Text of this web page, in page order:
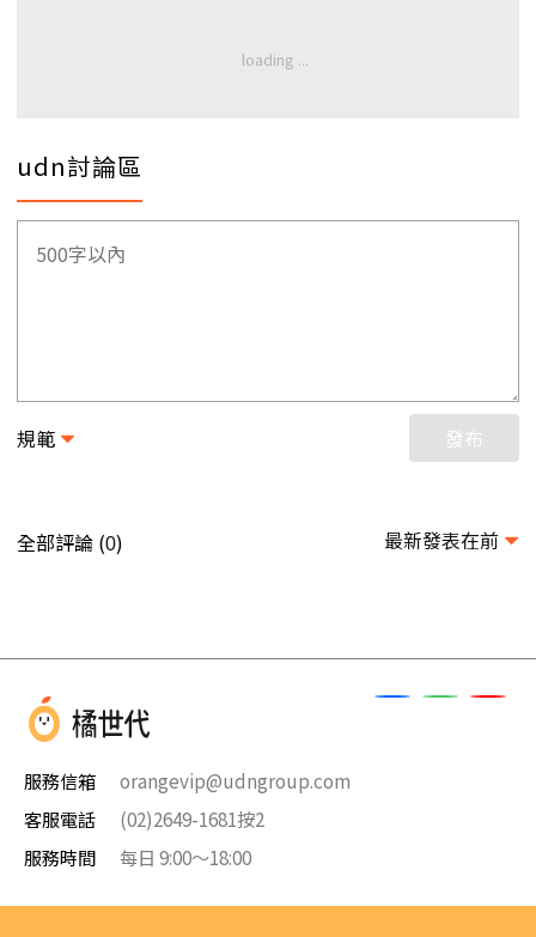
udn討論區
規範 發布
全部評論 (0) 最新發表在前
服務信箱
orangevip@udngroup.com
客服電話
(02)2649-1681按2
服務時間
每日 9:00～18:00